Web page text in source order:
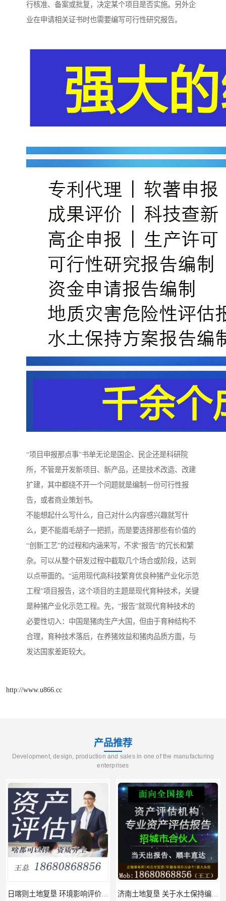
行核准、备案或批复，决定某个项目是否实施。另外企
业在申请相关证书时也需要编写可行性研究报告。
“项目申报那点事”书单无论是国企、民企还是科研院
所，不管是开发新项目、新产品，还是技术改造、改建
扩建，其中都绕不开一个问题就是编制一份可行性报
告，或者商业策划书。
不能想起什么写什么，自己对什么内容感兴趣就写什
么，更不能眉毛胡子一把抓，而是要选择那些有价值的
“创新工艺”的过程和内涵来写，不求“报告”的冗长和繁
杂。可以从整个研发过程中截取几个场合或阶段，达到
以点带面的。“运用现代高科技繁育优良种猪产业化示范
工程”项目报告，这个项目的主题是现代育种技术，关键
是种猪产业化示范工程。先，“报告”就现代育种技术的
必要性切入：中国是猪肉生产大国，但由于育种结构不
合理，育种技术落后，在养猪效益和猪肉品质方面，与
发达国家差距较大。
http://www.u866.cc
产品推荐
Development, design, production and sales in one of the manufacturing
enterprises